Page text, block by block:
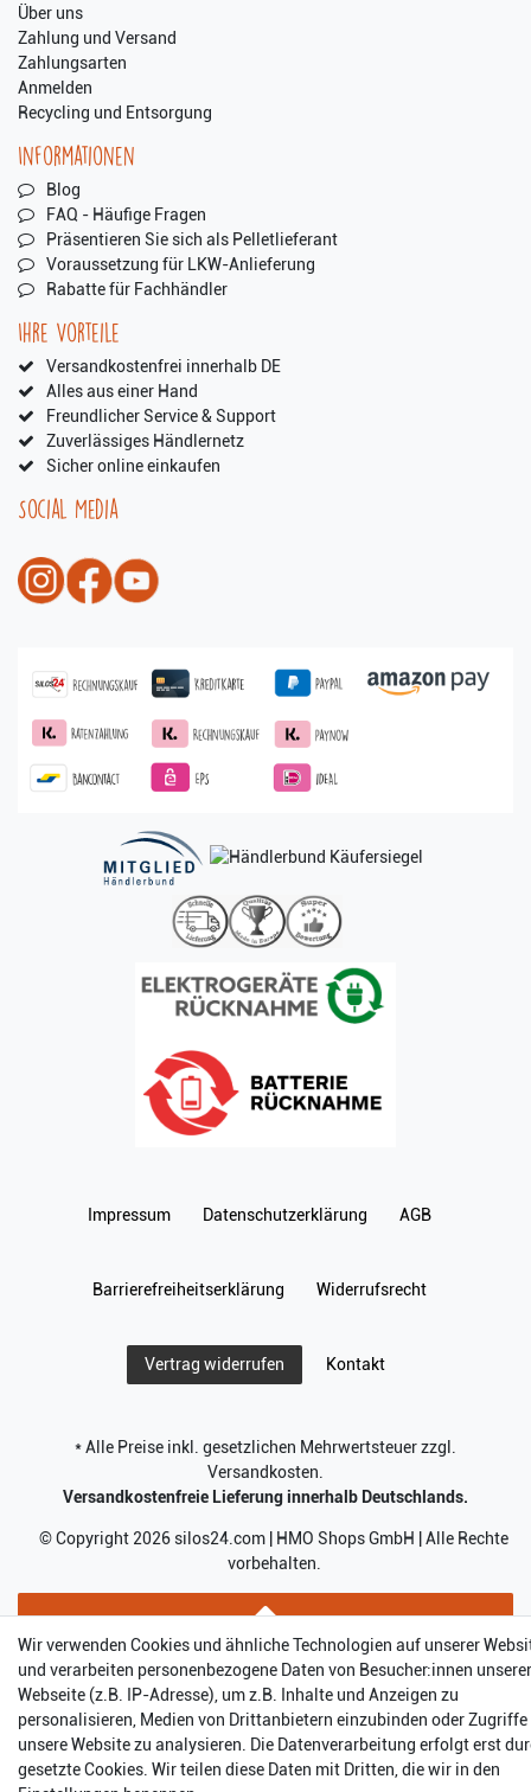
Über uns
Zahlung und Versand
Zahlungsarten
Anmelden
Recycling und Entsorgung
Informationen
Blog
FAQ - Häufige Fragen
Präsentieren Sie sich als Pelletlieferant
Voraussetzung für LKW-Anlieferung
Rabatte für Fachhändler
Ihre Vorteile
Versandkostenfrei innerhalb DE
Alles aus einer Hand
Freundlicher Service & Support
Zuverlässiges Händlernetz
Sicher online einkaufen
Social Media
Impressum Daten­schutz­erklärung AGB
Barrierefreiheitserklärung Widerrufs­recht
Vertrag widerrufen Kontakt
* Alle Preise inkl. gesetzlichen Mehrwertsteuer zzgl.
Versandkosten.
Versandkostenfreie Lieferung innerhalb Deutschlands.
© Copyright 2026 silos24.com | HMO Shops GmbH | Alle Rechte
vorbehalten.
Wir verwenden Cookies und ähnliche Technologien auf unserer
und verarbeiten personenbezogene Daten von Besucher:innen unserer
Webseite (z.B. IP-Adresse), um z.B. Inhalte und Anzeigen zu
personalisieren, Medien von Drittanbietern einzubinden oder
unsere Website zu analysieren. Die Datenverarbeitung erfolgt erst
gesetzte Cookies. Wir teilen diese Daten mit Dritten, die wir in den